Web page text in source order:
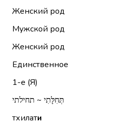
Женский род
Мужской род
Женский род
Единственное
1-е (Я)
תְּחִלָּתִי ~ תחילתי
тхилати